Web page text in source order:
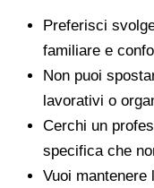
Preferisci
familiare e
Non puoi
lavorativi o
Cerchi un
specifica che
Vuoi mantenere